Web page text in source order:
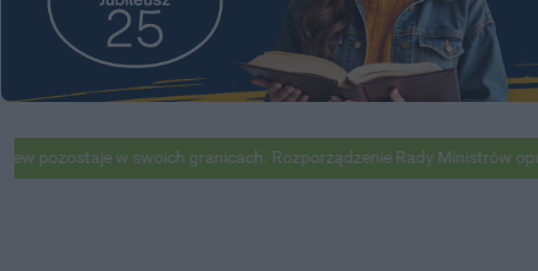
pozostaje w swoich granicach. Rozporządzenie Rady Ministrów